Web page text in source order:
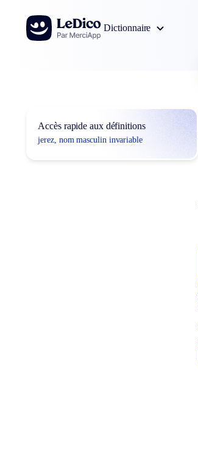
Aller au contenu
Dictionnaire
Accès rapide aux définitions
jerez, nom masculin invariable